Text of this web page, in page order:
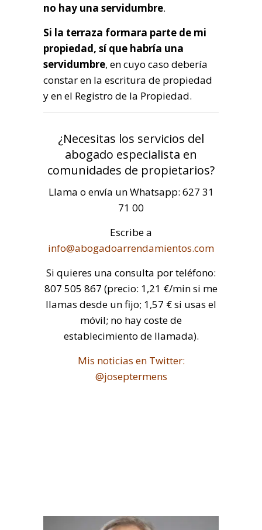
no hay una servidumbre.
Si la terraza formara parte de mi
propiedad, sí que habría una
servidumbre, en cuyo caso debería
constar en la escritura de propiedad
y en el Registro de la Propiedad.
¿Necesitas los servicios del
abogado especialista en
comunidades de propietarios?
Llama o envía un Whatsapp: 627 31
71 00
Escribe a
info@abogadoarrendamientos.com
Si quieres una consulta por teléfono:
807 505 867 (precio: 1,21 €/min si me
llamas desde un fijo; 1,57 € si usas el
móvil; no hay coste de
establecimiento de llamada).
Mis noticias en Twitter:
@joseptermens